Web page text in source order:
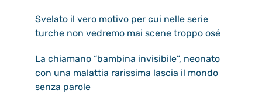
Svelato il vero motivo per cui nelle serie
turche non vedremo mai scene troppo osé
La chiamano “bambina invisibile”, neonato
con una malattia rarissima lascia il mondo
senza parole